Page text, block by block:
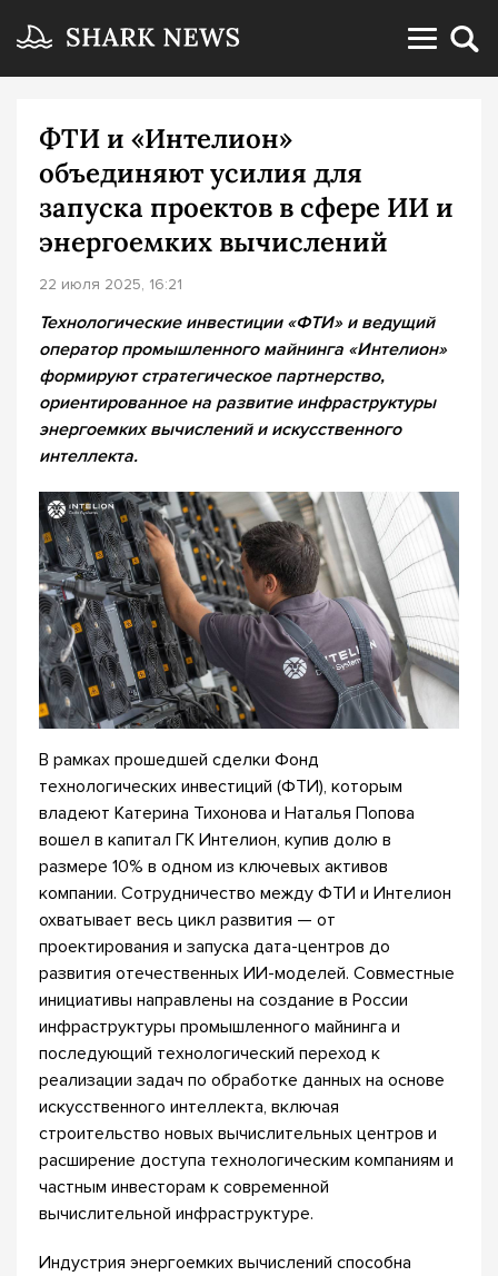
ФТИ и «Интелион»
объединяют усилия для
запуска проектов в сфере ИИ и
энергоемких вычислений
22 июля 2025, 16:21
Технологические инвестиции «ФТИ» и ведущий
оператор промышленного майнинга «Интелион»
формируют стратегическое партнерство,
ориентированное на развитие инфраструктуры
энергоемких вычислений и искусственного
интеллекта.
В рамках прошедшей сделки Фонд
технологических инвестиций (ФТИ), которым
владеют Катерина Тихонова и Наталья Попова
вошел в капитал ГК Интелион, купив долю в
размере 10% в одном из ключевых активов
компании. Сотрудничество между ФТИ и Интелион
охватывает весь цикл развития — от
проектирования и запуска дата-центров до
развития отечественных ИИ-моделей. Совместные
инициативы направлены на создание в России
инфраструктуры промышленного майнинга и
последующий технологический переход к
реализации задач по обработке данных на основе
искусственного интеллекта, включая
строительство новых вычислительных центров и
расширение доступа технологическим компаниям и
частным инвесторам к современной
вычислительной инфраструктуре.
Индустрия энергоемких вычислений способна